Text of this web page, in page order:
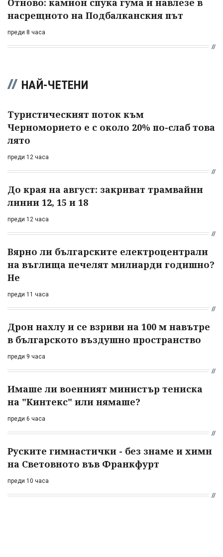
Отново: камион спука гума и навлезе в
насрещното на Подбалканския път
преди 8 часа
НАЙ-ЧЕТЕНИ
Туристическият поток към
Черноморието е с около 20% по-слаб това
лято
преди 12 часа
До края на август: закриват трамвайни
линии 12, 15 и 18
преди 12 часа
Вярно ли българските електроцентрали
на въглища печелят милиарди годишно?
Не
преди 11 часа
Дрон нахлу и се взриви на 100 м навътре
в българското въздушно пространство
преди 9 часа
Имаше ли военният министър тениска
на "Кинтекс" или нямаше?
преди 6 часа
Руските гимнастички - без знаме и химн
на Световното във Франкфурт
преди 10 часа